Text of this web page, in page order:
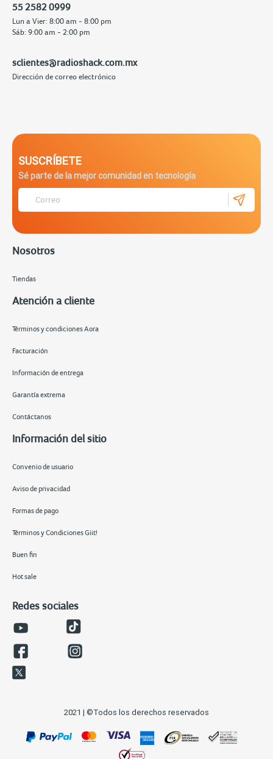
55 2582 0999
Lun a Vier: 8:00 am - 8:00 pm
Sáb: 9:00 am - 2:00 pm
sclientes@radioshack.com.mx
Dirección de correo electrónico
SUSCRÍBETE
Sé parte de la mejor comunidad en tecnología
Nosotros
Tiendas
Atención a cliente
Términos y condiciones Aora
Facturación
Información de entrega
Garantía extrema
Contáctanos
Información del sitio
Convenio de usuario
Aviso de privacidad
Formas de pago
Términos y Condiciones Giit!
Buen fin
Hot sale
Redes sociales
2021 | ©Todos los derechos reservados